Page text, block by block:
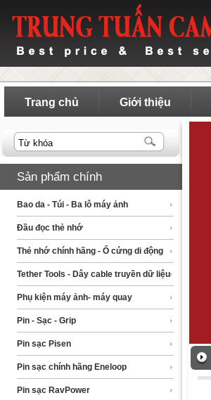
Trang chủ Giới thiệu
Sản phẩm chính
Bao da - Túi - Ba lô máy ảnh
Đầu đọc thẻ nhớ
Thẻ nhớ chính hãng - Ổ cứng di động
Tether Tools - Dây cable truyền dữ liệu
Phụ kiện máy ảnh- máy quay
Pin - Sạc - Grip
Pin sạc Pisen
Pin sạc chính hãng Eneloop
Pin sạc RavPower